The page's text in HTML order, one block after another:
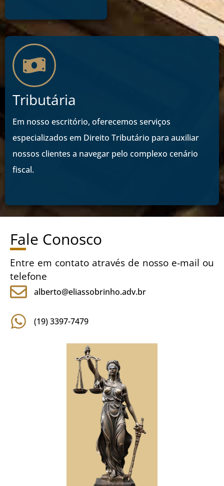
Tributária
Em nosso escritório, oferecemos serviços
especializados em Direito Tributário para auxiliar
nossos clientes a navegar pelo complexo cenário
fiscal.
Fale Conosco
Entre em contato através de nosso e-mail ou
telefone
alberto@eliassobrinho.adv.br
(19) 3397-7479